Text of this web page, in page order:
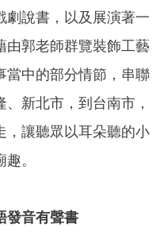
劇說書，以及展演著一
由郭老師群覽裝飾工藝
當中的部分情節，串聯
新北市，到台南市，
，讓聽眾以耳朵聽的小
。
發音有聲書